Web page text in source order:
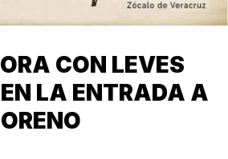
CON LEVES
LA ENTRADA A